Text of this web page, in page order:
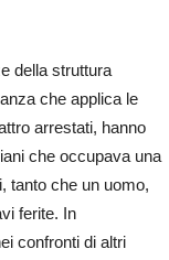
della struttura
che applica le
arrestati, hanno
che occupava una
tanto che un uomo,
ferite. In
confronti di altri